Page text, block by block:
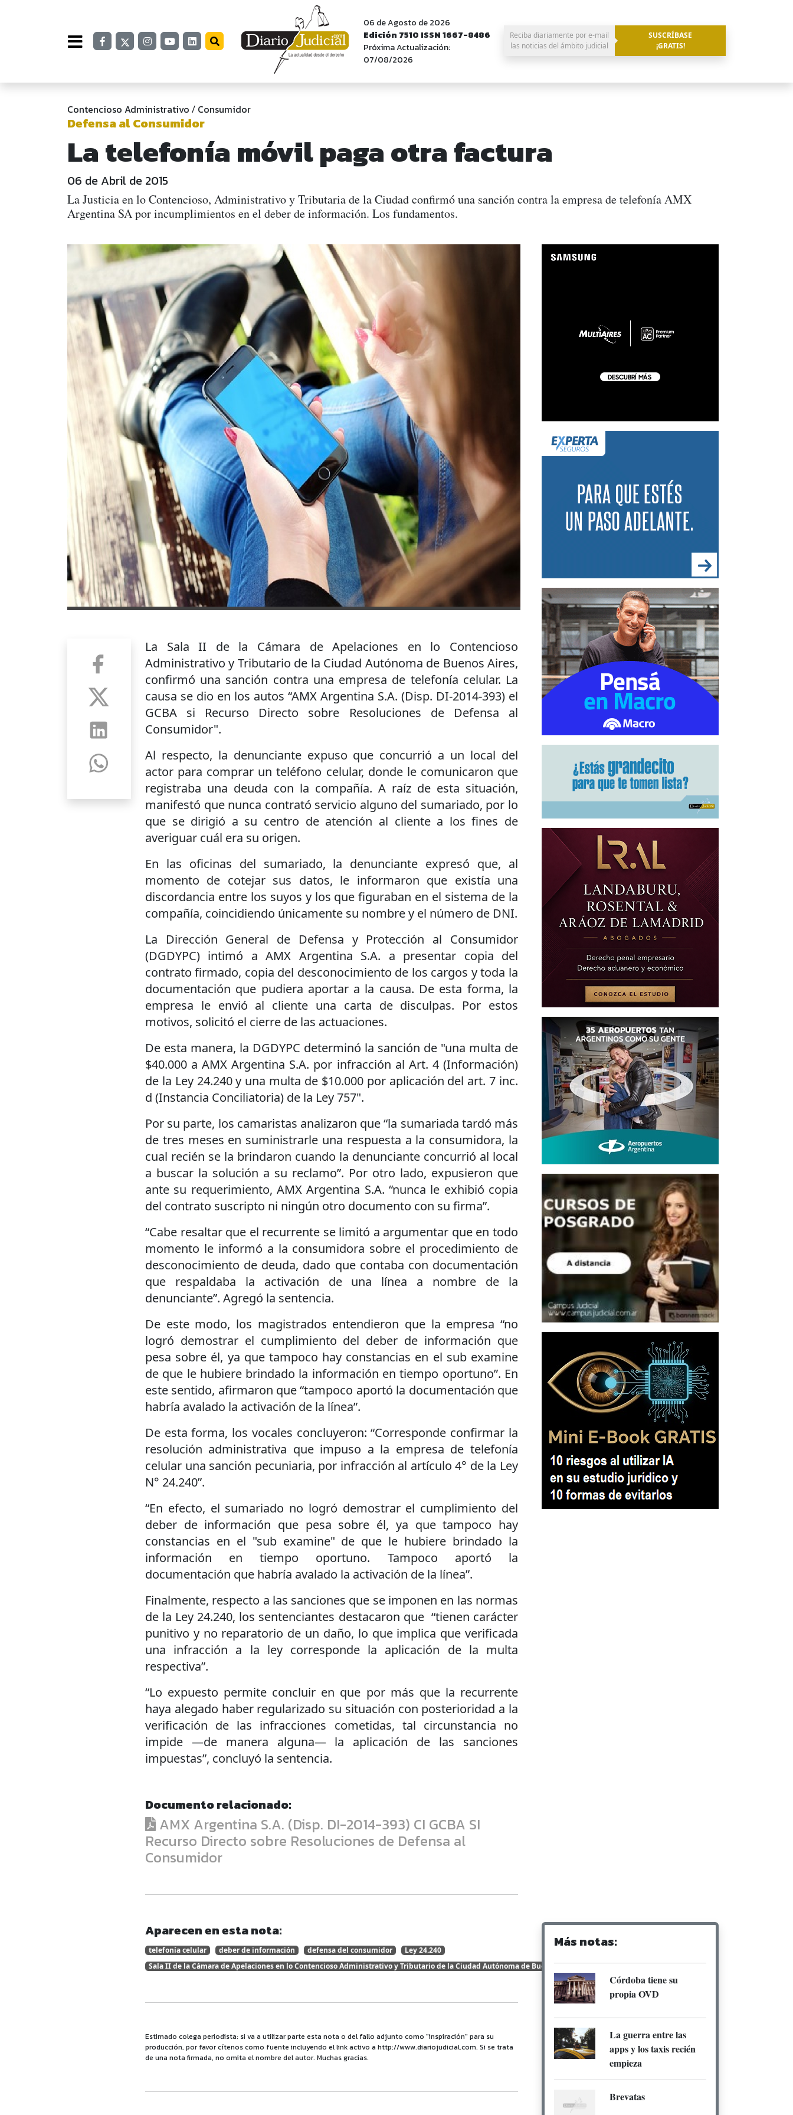
06 de Agosto de 2026
Edición 7510 ISSN 1667-8486
Próxima Actualización:
07/08/2026
Reciba diariamente por e-mail
las noticias del ámbito judicial
SUSCRÍBASE
¡GRATIS!
Contencioso Administrativo / Consumidor
Defensa al Consumidor
La telefonía móvil paga otra factura
06 de Abril de 2015
La Justicia en lo Contencioso, Administrativo y Tributaria de la Ciudad confirmó una sanción contra la empresa de telefonía AMX
Argentina SA por incumplimientos en el deber de información. Los fundamentos.
La Sala II de la Cámara de Apelaciones en lo Contencioso
Administrativo y Tributario de la Ciudad Autónoma de Buenos Aires,
confirmó una sanción contra una empresa de telefonía celular. La
causa se dio en los autos “AMX Argentina S.A. (Disp. DI-2014-393) el
GCBA si Recurso Directo sobre Resoluciones de Defensa al
Consumidor".
Al respecto, la denunciante expuso que concurrió a un local del
actor para comprar un teléfono celular, donde le comunicaron que
registraba una deuda con la compañía. A raíz de esta situación,
manifestó que nunca contrató servicio alguno del sumariado, por lo
que se dirigió a su centro de atención al cliente a los fines de
averiguar cuál era su origen.
En las oficinas del sumariado, la denunciante expresó que, al
momento de cotejar sus datos, le informaron que existía una
discordancia entre los suyos y los que figuraban en el sistema de la
compañía, coincidiendo únicamente su nombre y el número de DNI.
La Dirección General de Defensa y Protección al Consumidor
(DGDYPC) intimó a AMX Argentina S.A. a presentar copia del
contrato firmado, copia del desconocimiento de los cargos y toda la
documentación que pudiera aportar a la causa. De esta forma, la
empresa le envió al cliente una carta de disculpas. Por estos
motivos, solicitó el cierre de las actuaciones.
De esta manera, la DGDYPC determinó la sanción de "una multa de
$40.000 a AMX Argentina S.A. por infracción al Art. 4 (Información)
de la Ley 24.240 y una multa de $10.000 por aplicación del art. 7 inc.
d (Instancia Conciliatoria) de la Ley 757".
Por su parte, los camaristas analizaron que “la sumariada tardó más
de tres meses en suministrarle una respuesta a la consumidora, la
cual recién se la brindaron cuando la denunciante concurrió al local
a buscar la solución a su reclamo”. Por otro lado, expusieron que
ante su requerimiento, AMX Argentina S.A. “nunca le exhibió copia
del contrato suscripto ni ningún otro documento con su firma”.
“Cabe resaltar que el recurrente se limitó a argumentar que en todo
momento le informó a la consumidora sobre el procedimiento de
desconocimiento de deuda, dado que contaba con documentación
que respaldaba la activación de una línea a nombre de la
denunciante”. Agregó la sentencia.
De este modo, los magistrados entendieron que la empresa “no
logró demostrar el cumplimiento del deber de información que
pesa sobre él, ya que tampoco hay constancias en el sub examine
de que le hubiere brindado la información en tiempo oportuno”. En
este sentido, afirmaron que “tampoco aportó la documentación que
habría avalado la activación de la línea”.
De esta forma, los vocales concluyeron: “Corresponde confirmar la
resolución administrativa que impuso a la empresa de telefonía
celular una sanción pecuniaria, por infracción al artículo 4° de la Ley
N° 24.240”.
“En efecto, el sumariado no logró demostrar el cumplimiento del
deber de información que pesa sobre él, ya que tampoco hay
constancias en el "sub examine" de que le hubiere brindado la
información en tiempo oportuno. Tampoco aportó la
documentación que habría avalado la activación de la línea”.
Finalmente, respecto a las sanciones que se imponen en las normas
de la Ley 24.240, los sentenciantes destacaron que “tienen carácter
punitivo y no reparatorio de un daño, lo que implica que verificada
una infracción a la ley corresponde la aplicación de la multa
respectiva”.
“Lo expuesto permite concluir en que por más que la recurrente
haya alegado haber regularizado su situación con posterioridad a la
verificación de las infracciones cometidas, tal circunstancia no
impide —de manera alguna— la aplicación de las sanciones
impuestas”, concluyó la sentencia.
Documento relacionado:
AMX Argentina S.A. (Disp. DI-2014-393) CI GCBA SI
Recurso Directo sobre Resoluciones de Defensa al
Consumidor
Aparecen en esta nota:
telefonía celular deber de información defensa del consumidor
Ley 24.240
Sala II de la Cámara de Apelaciones en lo Contencioso Administrativo y Tributario de la Ciudad Autónoma de Buenos Aires
Estimado colega periodista: si va a utilizar parte esta nota o del fallo adjunto como "inspiración" para su
producción, por favor cítenos como fuente incluyendo el link activo a http://www.diariojudicial.com. Si se trata
de una nota firmada, no omita el nombre del autor. Muchas gracias.
Más notas:
Córdoba tiene su
propia OVD
La guerra entre las
apps y los taxis recién
empieza
Brevatas